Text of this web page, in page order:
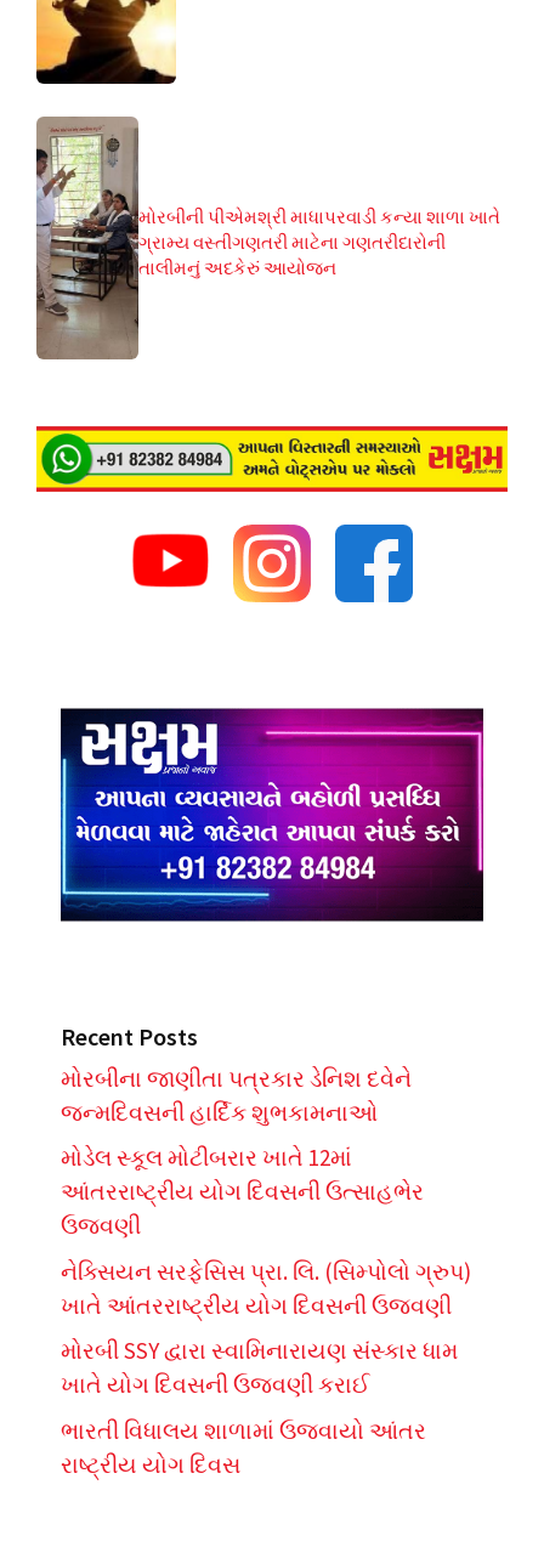
મોરબીની પીએમશ્રી માધાપરવાડી કન્યા શાળા ખાતે
ગ્રામ્ય વસ્તીગણતરી માટેના ગણતરીદારોની
તાલીમનું અદકેરું આયોજન
Recent Posts
મોરબીના જાણીતા પત્રકાર ડેનિશ દવેને
જન્મદિવસની હાર્દિક શુભકામનાઓ
મોડેલ સ્કૂલ મોટીબરાર ખાતે 12માં
આંતરરાષ્ટ્રીય યોગ દિવસની ઉત્સાહભેર
ઉજવણી
નેક્સિયન સરફેસિસ પ્રા. લિ. (સિમ્પોલો ગ્રુપ)
ખાતે આંતરરાષ્ટ્રીય યોગ દિવસની ઉજવણી
મોરબી SSY દ્વારા સ્વામિનારાયણ સંસ્કાર ધામ
ખાતે યોગ દિવસની ઉજવણી કરાઈ
ભારતી વિધાલય શાળામાં ઉજવાયો આંતર
રાષ્ટ્રીય યોગ દિવસ